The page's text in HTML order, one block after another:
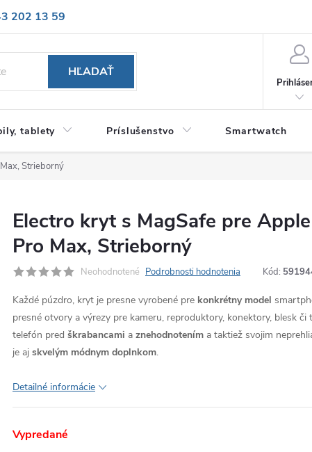
202 13 59
HĽADAŤ
tablety Príslušenstvo Smartwatch
Strieborný
Electro kryt s MagSafe pre
Pro Max, Strieborný
Neohodnotené Podrobnosti hodnotenia Kód:
Každé púzdro, kryt je presne vyrobené pre konkrétny model
presné otvory a výrezy pre kameru, reproduktory, konektory, blesk či
telefón pred škrabancami a znehodnotením a taktiež svojim
je aj skvelým módnym doplnkom.
Detailné informácie
Vypredané